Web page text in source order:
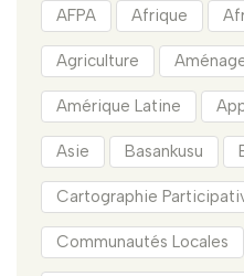
AFPA Afrique
Agriculture
Amérique Latine
Asie Basankusu
Cartographie
Communautés Locales